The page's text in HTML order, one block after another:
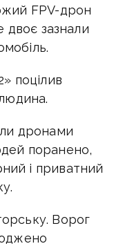
FPV-дрон
двоє зазнали
поцілив
дронами
поранено,
і приватний
Ворог